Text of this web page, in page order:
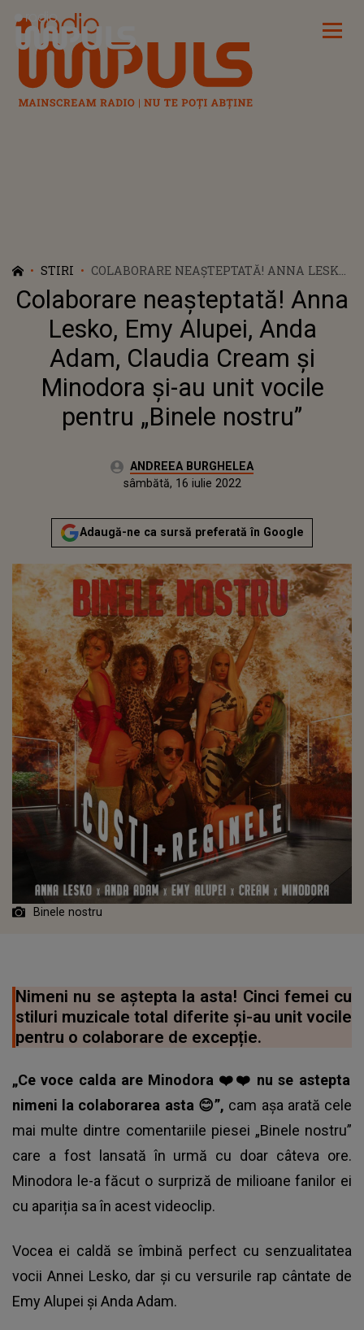
Radio Impuls
STIRI
COLABORARE NEAȘTEPTATĂ! ANNA LESKO,
EMY ALUPEI, ANDA ADAM, CLAUDIA
CREAM ȘI MINODORA ȘI-AU UNIT VOCILE
PENTRU „BINELE NOSTRU”
Colaborare neașteptată! Anna
Lesko, Emy Alupei, Anda
Adam, Claudia Cream și
Minodora și-au unit vocile
pentru „Binele nostru”
Autor:ANDREEA BURGHELEA
vineri, 30 octombrie 2020Actualizat:
sâmbătă, 16 iulie 2022
Adaugă-ne ca sursă preferată în Google
Binele nostru
Nimeni nu se aștepta la asta! Cinci femei cu
stiluri muzicale total diferite și-au unit vocile
pentru o colaborare de excepție.
„Ce voce calda are Minodora ❤️❤️ nu se astepta
nimeni la colaborarea asta 😊”, cam așa arată cele
mai multe dintre comentariile piesei „Binele nostru”
care a fost lansată în urmă cu doar câteva ore.
Minodora le-a făcut o surpriză de milioane fanilor ei
cu apariția sa în acest videoclip.
Vocea ei caldă se îmbină perfect cu senzualitatea
vocii Annei Lesko, dar și cu versurile rap cântate de
Emy Alupei și Anda Adam.